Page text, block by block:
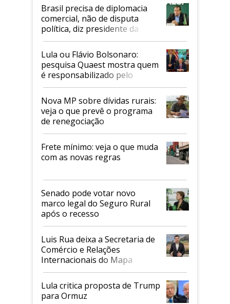
Brasil precisa de diplomacia
comercial, não de disputa
política, diz presidente da
Faesp
Lula ou Flávio Bolsonaro:
pesquisa Quaest mostra quem
é responsabilizado pelo
tarifaço dos EUA
Nova MP sobre dívidas rurais:
veja o que prevê o programa
de renegociação
Frete mínimo: veja o que muda
com as novas regras
Senado pode votar novo
marco legal do Seguro Rural
após o recesso
Luis Rua deixa a Secretaria de
Comércio e Relações
Internacionais do Mapa
Lula critica proposta de Trump
para Ormuz